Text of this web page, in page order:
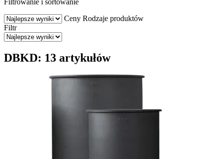
Ceny Rodzaje produktów
Filtr
DBKD: 13 artykułów